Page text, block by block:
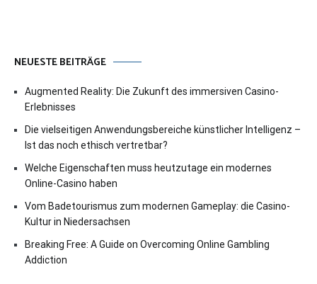
NEUESTE BEITRÄGE
Augmented Reality: Die Zukunft des immersiven Casino-
Erlebnisses
Die vielseitigen Anwendungsbereiche künstlicher Intelligenz –
Ist das noch ethisch vertretbar?
Welche Eigenschaften muss heutzutage ein modernes
Online-Casino haben
Vom Badetourismus zum modernen Gameplay: die Casino-
Kultur in Niedersachsen
Breaking Free: A Guide on Overcoming Online Gambling
Addiction